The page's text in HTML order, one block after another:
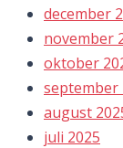
december
november
oktober
september
august
juli 2025